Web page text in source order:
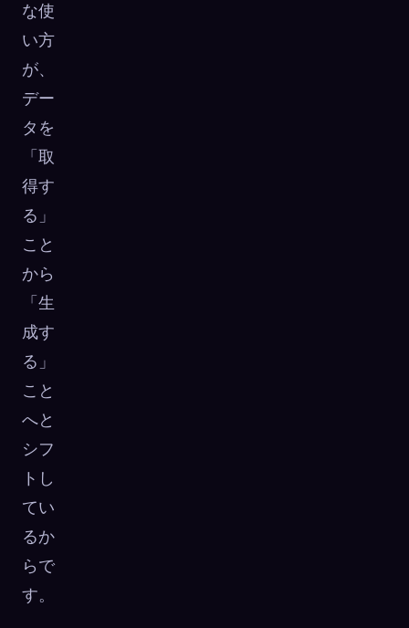
な使
い方
が、
デー
タを
「取
得す
る」
こと
から
「生
成す
る」
こと
へと
シフ
トし
てい
るか
らで
す。